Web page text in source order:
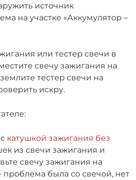
источник
на участке «Аккумулятор –
или тестер свечи в
свечу зажигания на
тестер свечи на
искру.
катушкой зажигания без
из свечи зажигания и
свечу зажигания на
проблема была со свечой, нет